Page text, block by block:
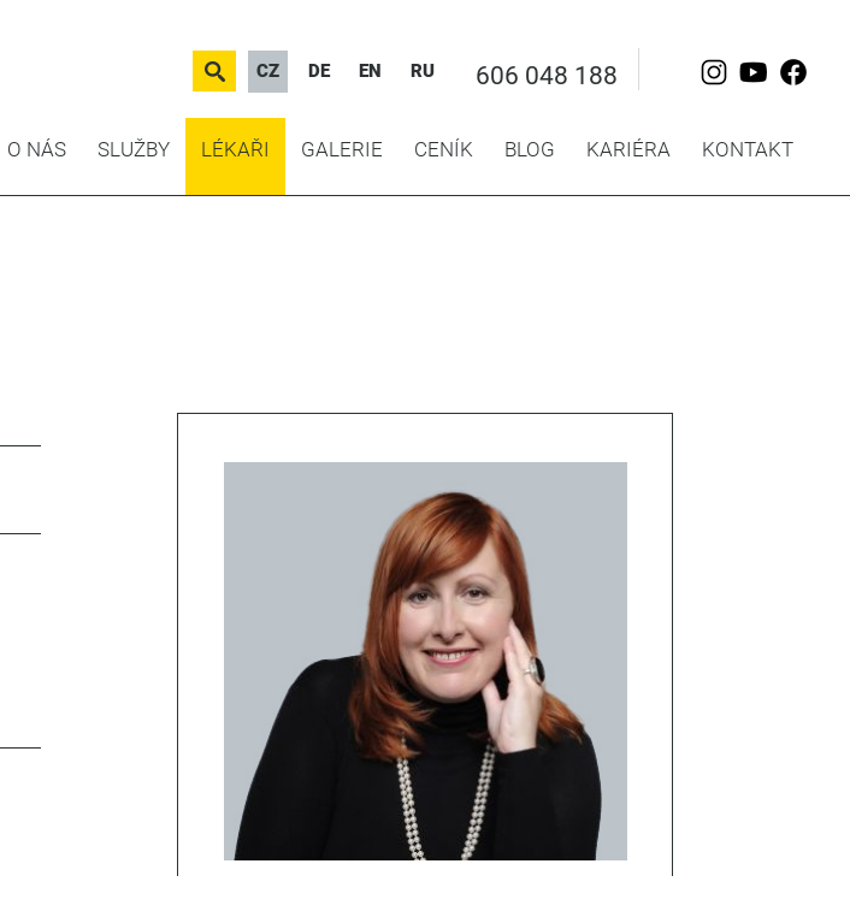
606 048 188
RU
EN
DE
CZ
O NÁS SLUŽBY LÉKAŘI GALERIE CENÍK BLOG KARIÉRA KONTAKT